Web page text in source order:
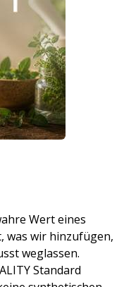
Wert eines
was wir hinzufügen,
weglassen.
Standard